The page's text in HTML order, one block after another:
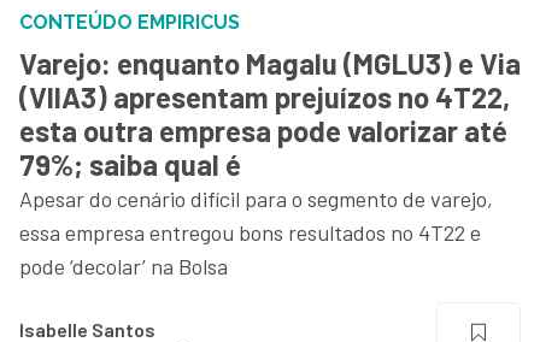
CONTEÚDO EMPIRICUS
Varejo: enquanto Magalu (MGLU3) e Via
(VIIA3) apresentam prejuízos no 4T22,
esta outra empresa pode valorizar até
79%; saiba qual é
Apesar do cenário difícil para o segmento de varejo,
essa empresa entregou bons resultados no 4T22 e
pode ‘decolar’ na Bolsa
Isabelle Santos